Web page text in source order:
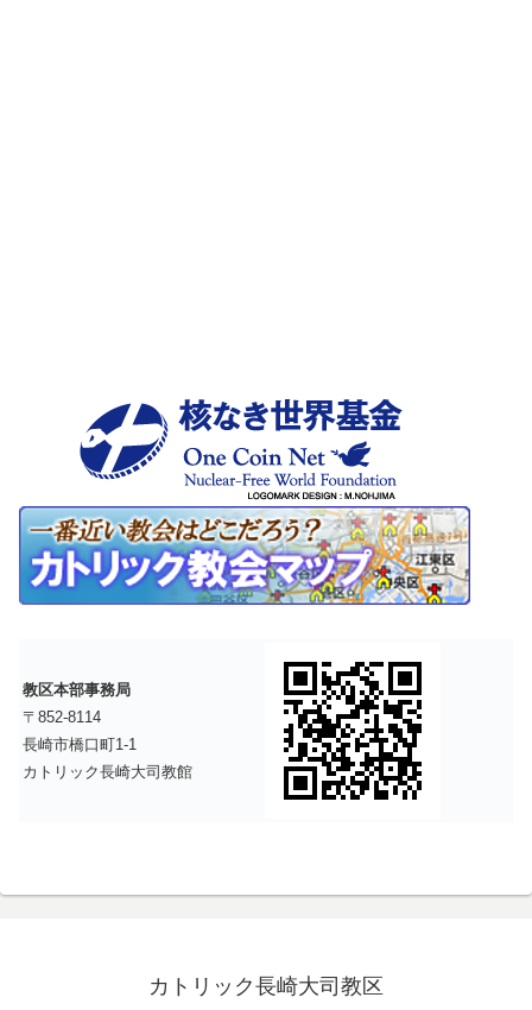
教区本部事務局
〒852-8114
長崎市橋口町1-1
カトリック長崎大司教館
カトリック長崎大司教区